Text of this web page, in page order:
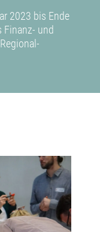
2023 bis Ende
und